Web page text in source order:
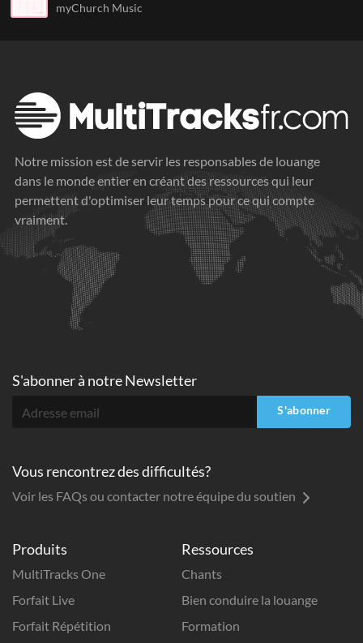
myChurch Music
Notre mission est de servir les responsables de louange
dans le monde entier en créant des ressources qui leur
permettent d'optimiser leur temps pour ce qui compte
vraiment.
Produits
MultiTracks One
Forfait Live
Forfait Répétition
Ressources
Chants
Bien conduire la louange
Formation
S'abonner à notre Newsletter
S'abonner
Vous rencontrez des difficultés?
Voir les FAQs ou contacter notre équipe du soutien